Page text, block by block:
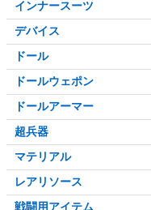
インナースーツ
デバイス
ドール
ドールウェポン
ドールアーマー
超兵器
マテリアル
レアリソース
戦闘用アイテム